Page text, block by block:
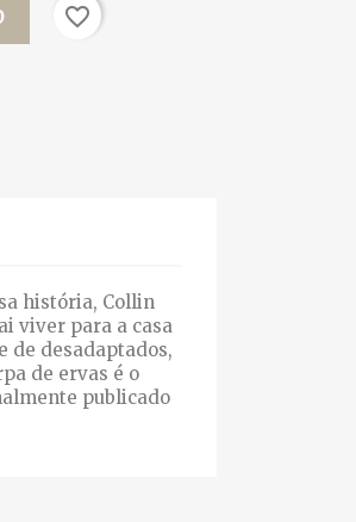
favorite_border
história, Collin
viver para a casa
de desadaptados,
de ervas é o
publicado